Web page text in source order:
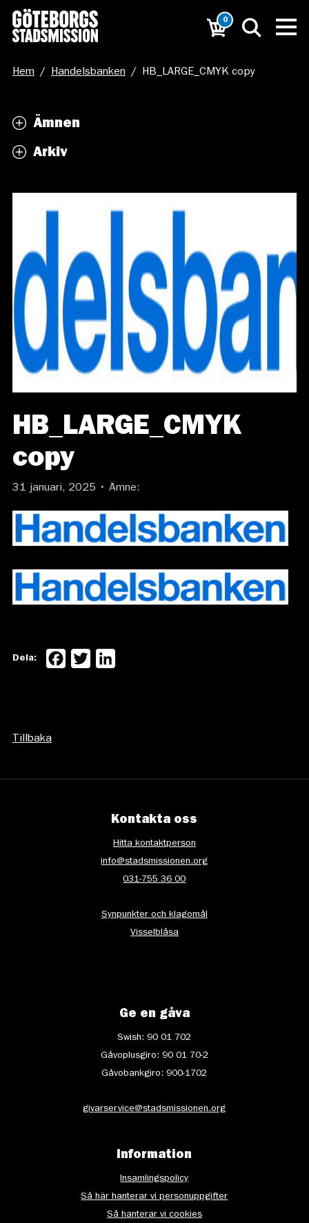
0
Hem / Handelsbanken / HB_LARGE_CMYK copy
Ämnen
Arkiv
HB_LARGE_CMYK
copy
31 januari, 2025 • Ämne:
Dela: Facebook
Twitter
Tillbaka
Kontakta oss
Hitta kontaktperson
info@stadsmissionen.org
031-755 36 00
Synpunkter och klagomål
Visselblåsa
Ge en gåva
Swish: 90 01 702
Gåvoplusgiro: 90 01 70-2
Gåvobankgiro: 900-1702
givarservice@stadsmissionen.org
Information
Insamlingspolicy
Så här hanterar vi personuppgifter
Så hanterar vi cookies